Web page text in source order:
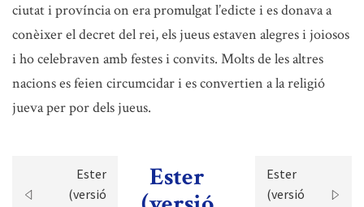
ciutat i província on era promulgat l’edicte i es donava a
conèixer el decret del rei, els jueus estaven alegres i joiosos
i ho celebraven amb festes i convits. Molts de les altres
nacions es feien circumcidar i es convertien a la religió
jueva per por dels jueus.
Ester
(versió
Ester
Ester
(versió